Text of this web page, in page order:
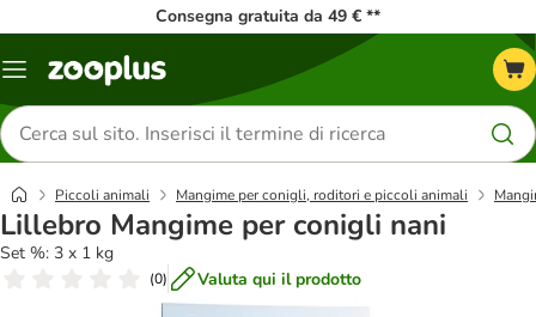
Consegna gratuita da 49 € **
Overview
Cerca
prodotti
Piccoli animali Mangime per conigli, roditori e piccoli animali
Lillebro Mangime per conigli nani
Set %: 3 x 1 kg
(0) Valuta qui il prodotto